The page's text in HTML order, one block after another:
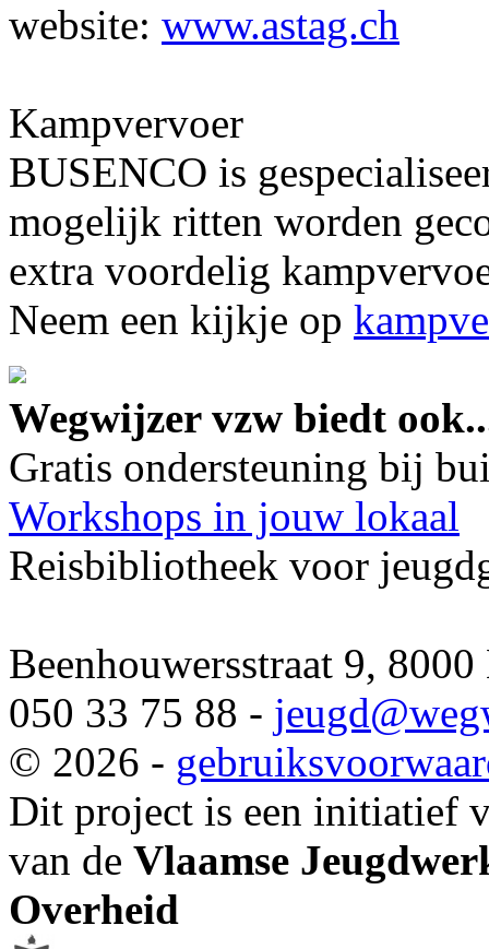
website: www.astag.ch
Kampvervoer
BUSENCO is
mogelijk ritten worden
extra voordelig
Neem een kijkje op
Wegwijzer vzw biedt
Gratis ondersteuning bij
Workshops in jouw lokaal
Reisbibliotheek voor
Beenhouwersstraat 9,
050 33 75 88 - jeugd
© 2026 -
Dit project is een initiatief
van de Vlaamse
Overheid